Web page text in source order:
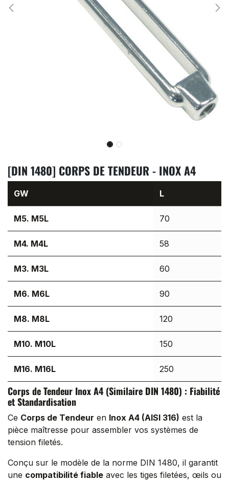
[DIN 1480] CORPS DE TENDEUR - INOX A4
GW L
M5. M5L 70
M4. M4L 58
M3. M3L 60
M6. M6L 90
M8. M8L 120
M10. M10L 150
M16. M16L 250
M12. M12L 200
M24. M24L 350
M20. M20L
M22. M22L 300
Corps de Tendeur Inox A4 (Similaire DIN 1480) : Fiabilité
et Standardisation
Ce Corps de Tendeur en Inox A4 (AISI 316) est la
pièce maîtresse pour assembler vos systèmes de
tension filetés.
Conçu sur le modèle de la norme DIN 1480, il garantit
une compatibilité fiable avec les tiges filetées, œils ou